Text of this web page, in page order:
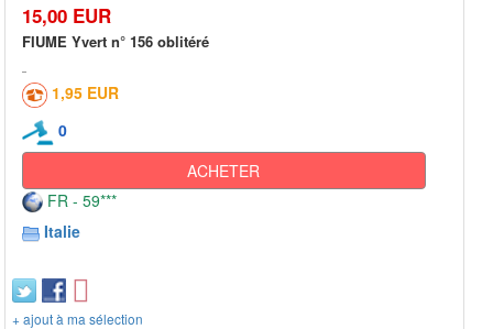
15,00 EUR
FIUME Yvert n° 156 oblitéré
1,95 EUR
0
ACHETER
FR - 59***
Italie
+ ajout à ma sélection